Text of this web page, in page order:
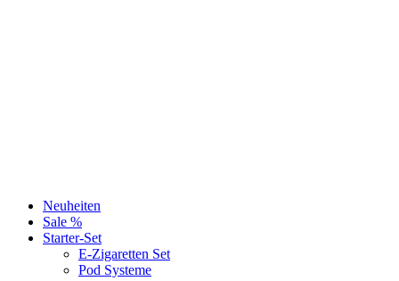
Neuheiten
Sale %
Starter-Set
E-Zigaretten Set
Pod Systeme